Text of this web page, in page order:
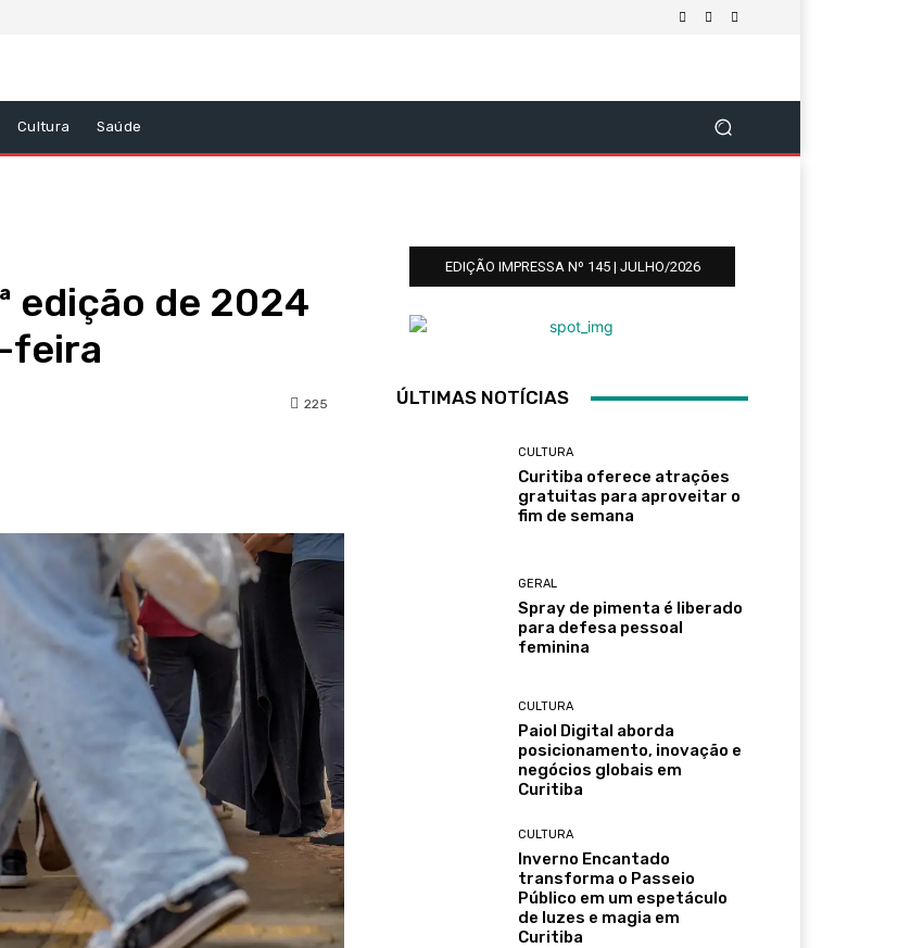
Cultura Saúde
edição de 2024
feira
225
EDIÇÃO IMPRESSA Nº 145 | JULHO/2026
ÚLTIMAS NOTÍCIAS
CULTURA
Curitiba oferece atrações
gratuitas para aproveitar o
fim de semana
GERAL
Spray de pimenta é liberado
para defesa pessoal
feminina
CULTURA
Paiol Digital aborda
posicionamento, inovação e
negócios globais em
Curitiba
CULTURA
Inverno Encantado
transforma o Passeio
Público em um espetáculo
de luzes e magia em
Curitiba